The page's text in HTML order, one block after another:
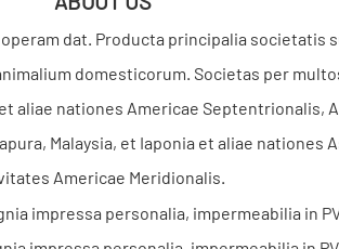
dat. Producta principalia societatis
domesticorum. Societas per
nationes Americae Septentrionalis,
Malaysia, et Iaponia et aliae nationes
Americae Meridionalis.